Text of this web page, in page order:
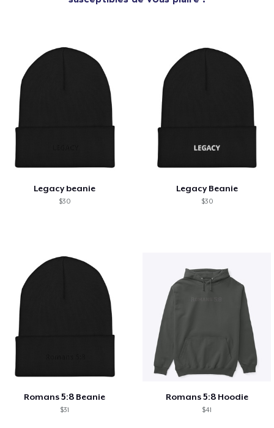
Legacy beanie
$30
Legacy Beanie
$30
Romans 5:8 Beanie
$31
Romans 5:8 Hoodie
$41